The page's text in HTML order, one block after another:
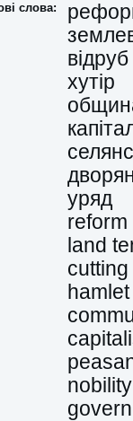
слова:
відруб
хутір
уряд
reform
land
cutting
hamlet
nobility